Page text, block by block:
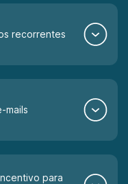
recorrentes
mails
para